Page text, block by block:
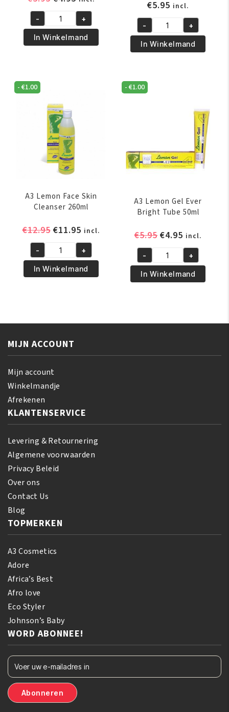
was:
€5.95.
prijs
is:
€4.95.
Olive
Oil
Body
Cream
aantal
- +
In Winkelmand
€5.95 incl.
Cocoa
Butter
&
Butter
Moisturizing
aantal
- +
In Winkelmand
-€1.00
A3 Lemon Face Skin
Cleanser 260ml
€12.95 Oorspronkelijke
was:
€12.95.
€11.95Huidige
prijs
is:
€11.95.
incl.
A3
Lemon
Face
- +
In Winkelmand
-€1.00
A3 Lemon Gel Ever
Bright Tube 50ml
€5.95
was:
€5.95.
€4.95 Huidige
prijs
is:
€4.95.
incl.
A3
Lemon
Gel
Tube
- +
In Winkelmand
MIJN ACCOUNT
Mijn account
Winkelmandje
Afrekenen
KLANTENSERVICE
Levering & Retournering
Algemene voorwaarden
Privacy Beleid
Over ons
Contact Us
Blog
TOPMERKEN
A3 Cosmetics
Adore
Africa’s Best
Afro love
Eco Styler
Johnson’s Baby
WORD ABONNEE!